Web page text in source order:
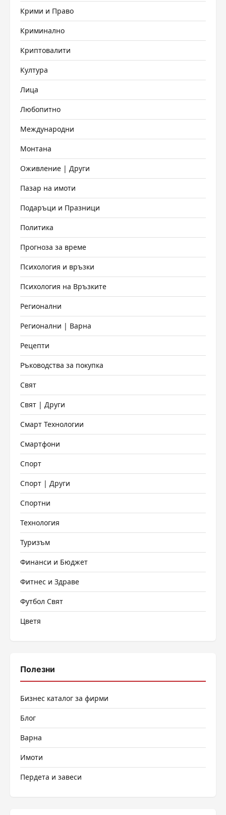
Крими и Право
Криминално
Криптовалити
Култура
Лица
Любопитно
Международни
Монтана
Оживление | Други
Пазар на имоти
Подаръци и Празници
Политика
Прогноза за време
Психология и връзки
Психология на Връзките
Регионални
Регионални | Варна
Рецепти
Ръководства за покупка
Свят
Свят | Други
Смарт Технологии
Смартфони
Спорт
Спорт | Други
Спортни
Технология
Туризъм
Финанси и Бюджет
Фитнес и Здраве
Футбол Свят
Цветя
Полезни
Бизнес каталог за фирми
Блог
Варна
Имоти
Пердета и завеси